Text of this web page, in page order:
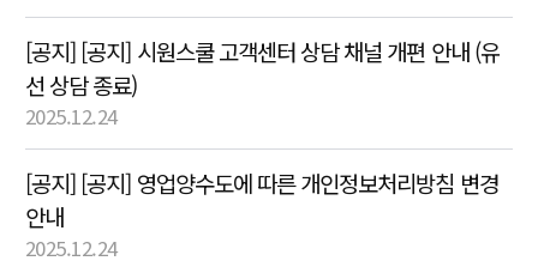
[공지] [공지] 시원스쿨 고객센터 상담 채널 개편 안내 (유
선 상담 종료)
2025.12.24
[공지] [공지] 영업양수도에 따른 개인정보처리방침 변경
안내
2025.12.24